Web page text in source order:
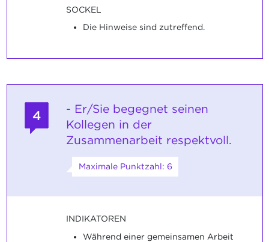
SOCKEL
Die Hinweise sind zutreffend.
4
- Er/Sie begegnet seinen
Kollegen in der
Zusammenarbeit respektvoll.
Maximale Punktzahl: 6
INDIKATOREN
Während einer gemeinsamen Arbeit